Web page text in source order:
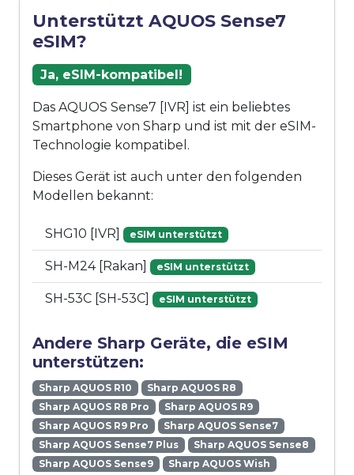
Unterstützt AQUOS Sense7
eSIM?
Ja, eSIM-kompatibel!
Das AQUOS Sense7 [IVR] ist ein beliebtes
Smartphone von Sharp und ist mit der eSIM-
Technologie kompatibel.
Dieses Gerät ist auch unter den folgenden
Modellen bekannt:
SHG10 [IVR] eSIM unterstützt
SH-M24 [Rakan] eSIM unterstützt
SH-53C [SH-53C] eSIM unterstützt
Andere Sharp Geräte, die eSIM
unterstützen:
Sharp AQUOS R10
Sharp AQUOS R8
Sharp AQUOS R8 Pro
Sharp AQUOS R9
Sharp AQUOS R9 Pro
Sharp AQUOS Sense7
Sharp AQUOS Sense7 Plus
Sharp AQUOS Sense8
Sharp AQUOS Sense9
Sharp AQUOS Wish